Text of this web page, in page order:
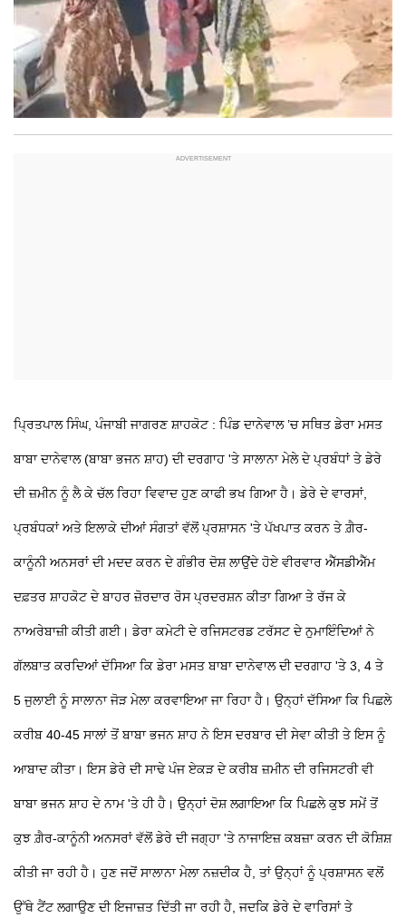
ਪ੍ਰਿਤਪਾਲ ਸਿੰਘ, ਪੰਜਾਬੀ ਜਾਗਰਣ ਸ਼ਾਹਕੋਟ : ਪਿੰਡ ਦਾਨੇਵਾਲ ’ਚ ਸਥਿਤ ਡੇਰਾ ਮਸਤ
ਬਾਬਾ ਦਾਨੇਵਾਲ (ਬਾਬਾ ਭਜਨ ਸ਼ਾਹ) ਦੀ ਦਰਗਾਹ 'ਤੇ ਸਾਲਾਨਾ ਮੇਲੇ ਦੇ ਪ੍ਰਬੰਧਾਂ ਤੇ ਡੇਰੇ
ਦੀ ਜ਼ਮੀਨ ਨੂੰ ਲੈ ਕੇ ਚੱਲ ਰਿਹਾ ਵਿਵਾਦ ਹੁਣ ਕਾਫੀ ਭਖ ਗਿਆ ਹੈ। ਡੇਰੇ ਦੇ ਵਾਰਸਾਂ,
ਪ੍ਰਬੰਧਕਾਂ ਅਤੇ ਇਲਾਕੇ ਦੀਆਂ ਸੰਗਤਾਂ ਵੱਲੋਂ ਪ੍ਰਸ਼ਾਸਨ 'ਤੇ ਪੱਖਪਾਤ ਕਰਨ ਤੇ ਗ਼ੈਰ-
ਕਾਨੂੰਨੀ ਅਨਸਰਾਂ ਦੀ ਮਦਦ ਕਰਨ ਦੇ ਗੰਭੀਰ ਦੋਸ਼ ਲਾਉਂਦੇ ਹੋਏ ਵੀਰਵਾਰ ਐੱਸਡੀਐੱਮ
ਦਫ਼ਤਰ ਸ਼ਾਹਕੋਟ ਦੇ ਬਾਹਰ ਜ਼ੋਰਦਾਰ ਰੋਸ ਪ੍ਰਦਰਸ਼ਨ ਕੀਤਾ ਗਿਆ ਤੇ ਰੱਜ ਕੇ
ਨਾਅਰੇਬਾਜ਼ੀ ਕੀਤੀ ਗਈ। ਡੇਰਾ ਕਮੇਟੀ ਦੇ ਰਜਿਸਟਰਡ ਟਰੱਸਟ ਦੇ ਨੁਮਾਇੰਦਿਆਂ ਨੇ
ਗੱਲਬਾਤ ਕਰਦਿਆਂ ਦੱਸਿਆ ਕਿ ਡੇਰਾ ਮਸਤ ਬਾਬਾ ਦਾਨੇਵਾਲ ਦੀ ਦਰਗਾਹ 'ਤੇ 3, 4 ਤੇ
5 ਜੁਲਾਈ ਨੂੰ ਸਾਲਾਨਾ ਜੋੜ ਮੇਲਾ ਕਰਵਾਇਆ ਜਾ ਰਿਹਾ ਹੈ। ਉਨ੍ਹਾਂ ਦੱਸਿਆ ਕਿ ਪਿਛਲੇ
ਕਰੀਬ 40-45 ਸਾਲਾਂ ਤੋਂ ਬਾਬਾ ਭਜਨ ਸ਼ਾਹ ਨੇ ਇਸ ਦਰਬਾਰ ਦੀ ਸੇਵਾ ਕੀਤੀ ਤੇ ਇਸ ਨੂੰ
ਆਬਾਦ ਕੀਤਾ। ਇਸ ਡੇਰੇ ਦੀ ਸਾਢੇ ਪੰਜ ਏਕੜ ਦੇ ਕਰੀਬ ਜ਼ਮੀਨ ਦੀ ਰਜਿਸਟਰੀ ਵੀ
ਬਾਬਾ ਭਜਨ ਸ਼ਾਹ ਦੇ ਨਾਮ 'ਤੇ ਹੀ ਹੈ। ਉਨ੍ਹਾਂ ਦੋਸ਼ ਲਗਾਇਆ ਕਿ ਪਿਛਲੇ ਕੁਝ ਸਮੇਂ ਤੋਂ
ਕੁਝ ਗ਼ੈਰ-ਕਾਨੂੰਨੀ ਅਨਸਰਾਂ ਵੱਲੋਂ ਡੇਰੇ ਦੀ ਜਗ੍ਹਾ 'ਤੇ ਨਾਜਾਇਜ਼ ਕਬਜ਼ਾ ਕਰਨ ਦੀ ਕੋਸ਼ਿਸ਼
ਕੀਤੀ ਜਾ ਰਹੀ ਹੈ। ਹੁਣ ਜਦੋਂ ਸਾਲਾਨਾ ਮੇਲਾ ਨਜ਼ਦੀਕ ਹੈ, ਤਾਂ ਉਨ੍ਹਾਂ ਨੂੰ ਪ੍ਰਸ਼ਾਸਨ ਵਲੋਂ
ਉੱਥੇ ਟੈਂਟ ਲਗਾਉਣ ਦੀ ਇਜਾਜ਼ਤ ਦਿੱਤੀ ਜਾ ਰਹੀ ਹੈ, ਜਦਕਿ ਡੇਰੇ ਦੇ ਵਾਰਿਸਾਂ ਤੇ